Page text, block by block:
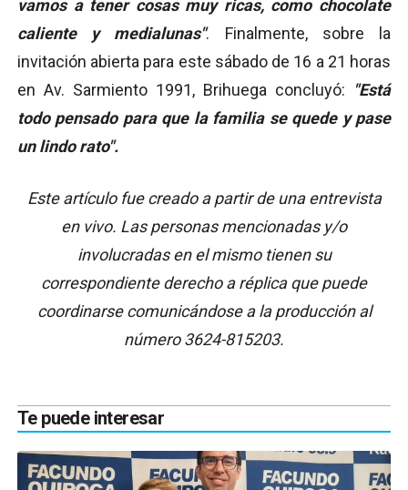
vamos a tener cosas muy ricas, como chocolate
caliente y medialunas". Finalmente, sobre la
invitación abierta para este sábado de 16 a 21 horas
en Av. Sarmiento 1991, Brihuega concluyó:
"Está
todo pensado para que la familia se quede y pase
un lindo rato".
Este artículo fue creado a partir de una entrevista
en vivo. Las personas mencionadas y/o
involucradas en el mismo tienen su
correspondiente derecho a réplica que puede
coordinarse comunicándose a la producción al
número 3624-815203.
Te puede interesar